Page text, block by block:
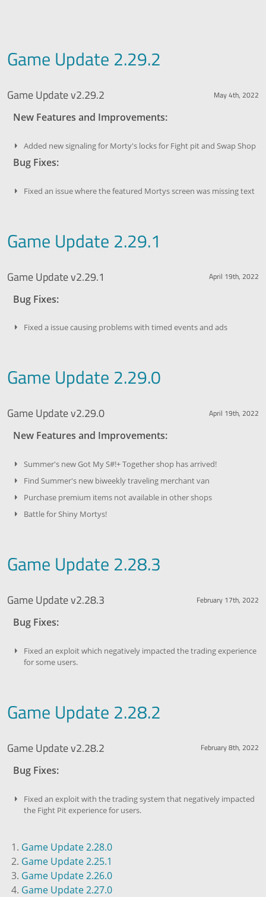
Game Update 2.29.2
Game Update v2.29.2 May 4th, 2022
New Features and Improvements:
Added new signaling for Morty's locks for Fight pit and Swap Shop
Bug Fixes:
Fixed an issue where the featured Mortys screen was missing text
Game Update 2.29.1
Game Update v2.29.1 April 19th, 2022
Bug Fixes:
Fixed a issue causing problems with timed events and ads
Game Update 2.29.0
Game Update v2.29.0 April 19th, 2022
New Features and Improvements:
Summer's new Got My S#!+ Together shop has arrived!
Find Summer's new biweekly traveling merchant van
Purchase premium items not available in other shops
Battle for Shiny Mortys!
Game Update 2.28.3
Game Update v2.28.3 February 17th, 2022
Bug Fixes:
Fixed an exploit which negatively impacted the trading experience
for some users.
Game Update 2.28.2
Game Update v2.28.2 February 8th, 2022
Bug Fixes:
Fixed an exploit with the trading system that negatively impacted
the Fight Pit experience for users.
Game Update 2.28.0
Game Update 2.25.1
Game Update 2.26.0
Game Update 2.27.0